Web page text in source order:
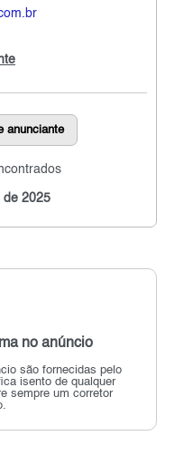
anunciante
de 2025
no anúncio
são fornecidas pelo
isento de qualquer
sempre um corretor